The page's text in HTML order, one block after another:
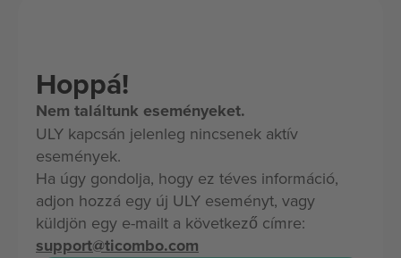
Hoppá!
Nem találtunk eseményeket.
ULY kapcsán jelenleg nincsenek aktív
események.
Ha úgy gondolja, hogy ez téves információ,
adjon hozzá egy új ULY eseményt, vagy
küldjön egy e-mailt a következő címre:
support@ticombo.com